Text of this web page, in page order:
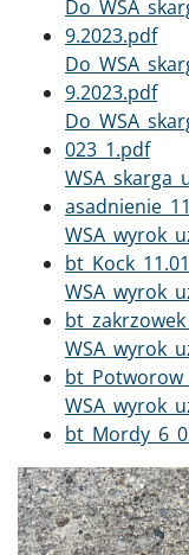
Dokument
9.2023.pdf
Dokument
9.2023.pdf
Dokument
023_1.pdf
Dokument
Dokument
Dokument
Dokument
Dokument